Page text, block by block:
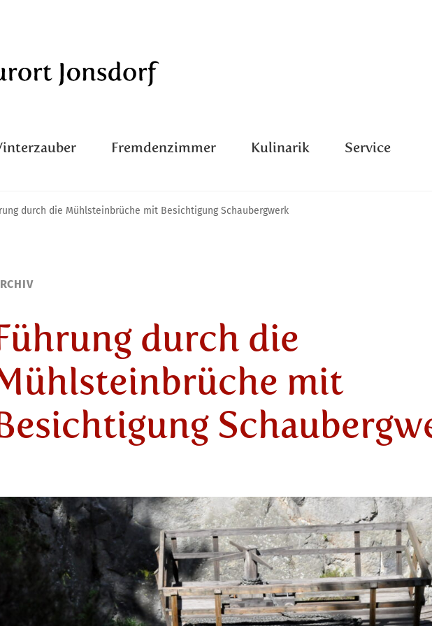
Fremdenzimmer Kulinarik Service
durch die Mühlsteinbrüche mit Besichtigung Schaubergwerk
durch die
mit